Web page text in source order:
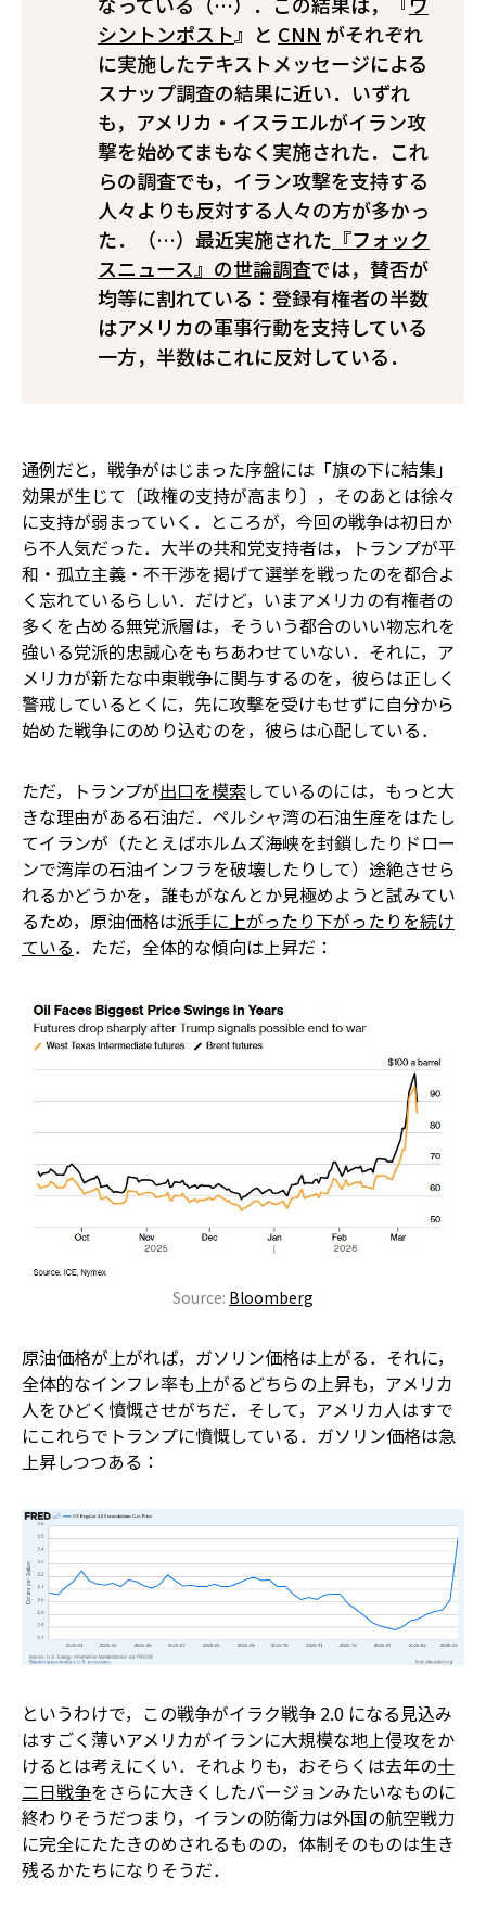
シントンポスト』と CNN がそれぞれ
に実施したテキストメッセージによる
スナップ調査の結果に近い．いずれ
も，アメリカ・イスラエルがイラン攻
撃を始めてまもなく実施された．これ
らの調査でも，イラン攻撃を支持する
人々よりも反対する人々の方が多かっ
た．（…）最近実施された 『フォック
スニュース』の世論調査では，賛否が
均等に割れている：登録有権者の半数
はアメリカの軍事行動を支持している
一方，半数はこれに反対している．
通例だと，戦争がはじまった序盤には「旗の下に結集」
効果が生じて〔政権の支持が高まり〕，そのあとは徐々
に支持が弱まっていく．ところが，今回の戦争は初日か
ら不人気だった．大半の共和党支持者は，トランプが平
和・孤立主義・不干渉を掲げて選挙を戦ったのを都合よ
く忘れているらしい．だけど，いまアメリカの有権者の
多くを占める無党派層は，そういう都合のいい物忘れを
強いる党派的忠誠心をもちあわせていない．それに，ア
メリカが新たな中東戦争に関与するのを，彼らは正しく
警戒している――とくに，先に攻撃を受けもせずに自分から
始めた戦争にのめり込むのを，彼らは心配している．
ただ，トランプが出口を模索しているのには，もっと大
きな理由がある――石油だ．ペルシャ湾の石油生産をはたし
てイランが（たとえばホルムズ海峡を封鎖したりドロー
ンで湾岸の石油インフラを破壊したりして）途絶させら
れるかどうかを，誰もがなんとか見極めようと試みてい
るため，原油価格は派手に上がったり下がったりを続け
ている．ただ，全体的な傾向は上昇だ：
Source: Bloomberg
原油価格が上がれば，ガソリン価格は上がる．それに，
全体的なインフレ率も上がる――どちらの上昇も，アメリカ
人をひどく憤慨させがちだ．そして，アメリカ人はすで
にこれらでトランプに憤慨している．ガソリン価格は急
上昇しつつある：
というわけで，この戦争がイラク戦争 2.0 になる見込み
はすごく薄い――アメリカがイランに大規模な地上侵攻をか
けるとは考えにくい．それよりも，おそらくは去年の十
二日戦争をさらに大きくしたバージョンみたいなものに
終わりそうだ――つまり，イランの防衛力は外国の航空戦力
に完全にたたきのめされるものの，体制そのものは生き
残るかたちになりそうだ．